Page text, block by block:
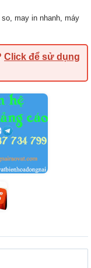
so, may in nhanh, máy
Click để sử dụng